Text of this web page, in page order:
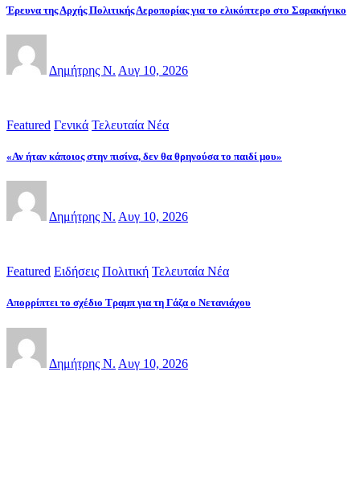
Έρευνα της Αρχής Πολιτικής Αεροπορίας για το ελικόπτερο στο Σαρακήνικο
Δημήτρης Ν. Αυγ 10, 2026
Featured Γενικά Τελευταία Νέα
«Αν ήταν κάποιος στην πισίνα, δεν θα θρηνούσα το παιδί μου»
Δημήτρης Ν. Αυγ 10, 2026
Featured Ειδήσεις Πολιτική Τελευταία Νέα
Απορρίπτει το σχέδιο Τραμπ για τη Γάζα ο Νετανιάχου
Δημήτρης Ν. Αυγ 10, 2026